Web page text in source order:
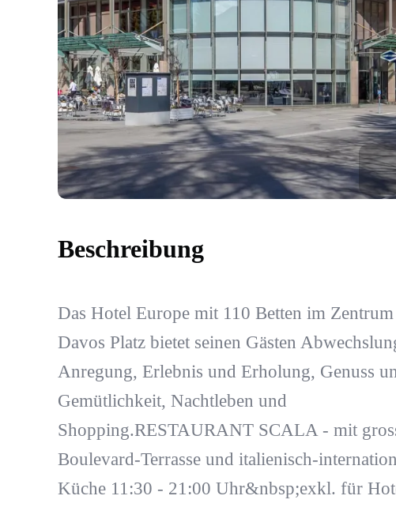
Beschreibung
Das Hotel Europe mit 110 Betten im
Davos Platz bietet seinen Gästen
Anregung, Erlebnis und Erholung, Genuss
Gemütlichkeit, Nachtleben und
Shopping.RESTAURANT SCALA - mit
Boulevard-Terrasse und italienisch-
Küche 11:30 - 21:00 Uhr&nbsp;exkl. für